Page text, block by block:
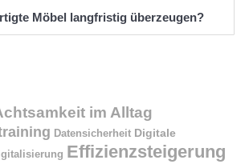
Möbel langfristig überzeugen?
im Alltag
Datensicherheit Digitale
Effizienzsteigerung